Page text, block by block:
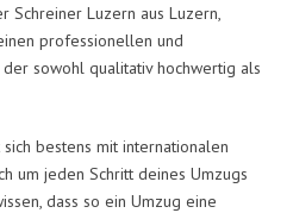
Schreiner Luzern aus Luzern,
professionellen und
sowohl qualitativ hochwertig als
bestens mit internationalen
um jeden Schritt deines Umzugs
dass so ein Umzug eine